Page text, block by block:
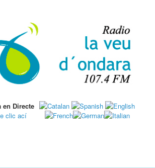
en Directe
clic ací